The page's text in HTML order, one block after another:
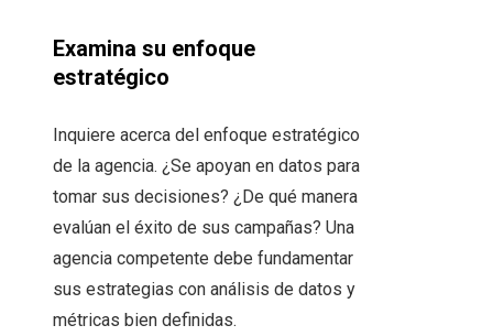
Examina su enfoque
estratégico
Inquiere acerca del enfoque estratégico
de la agencia. ¿Se apoyan en datos para
tomar sus decisiones? ¿De qué manera
evalúan el éxito de sus campañas? Una
agencia competente debe fundamentar
sus estrategias con análisis de datos y
métricas bien definidas.